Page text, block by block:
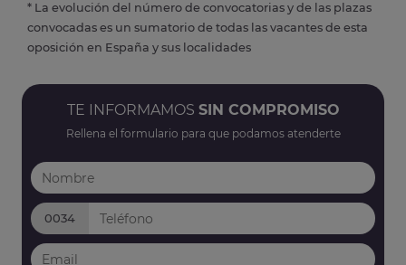
* La evolución del número de convocatorias y de las plazas
convocadas es un sumatorio de todas las vacantes de esta
oposición en España y sus localidades
TE INFORMAMOS SIN COMPROMISO
Rellena el formulario para que podamos atenderte
0034